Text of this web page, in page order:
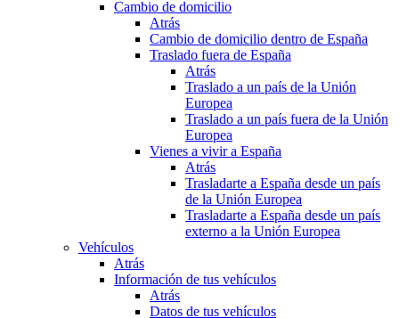
Cambio de domicilio
Atrás
Cambio de domicilio dentro de España
Traslado fuera de España
Atrás
Traslado a un país de la Unión
Europea
Traslado a un país fuera de la Unión
Europea
Vienes a vivir a España
Atrás
Trasladarte a España desde un país
de la Unión Europea
Trasladarte a España desde un país
externo a la Unión Europea
Vehículos
Atrás
Información de tus vehículos
Atrás
Datos de tus vehículos